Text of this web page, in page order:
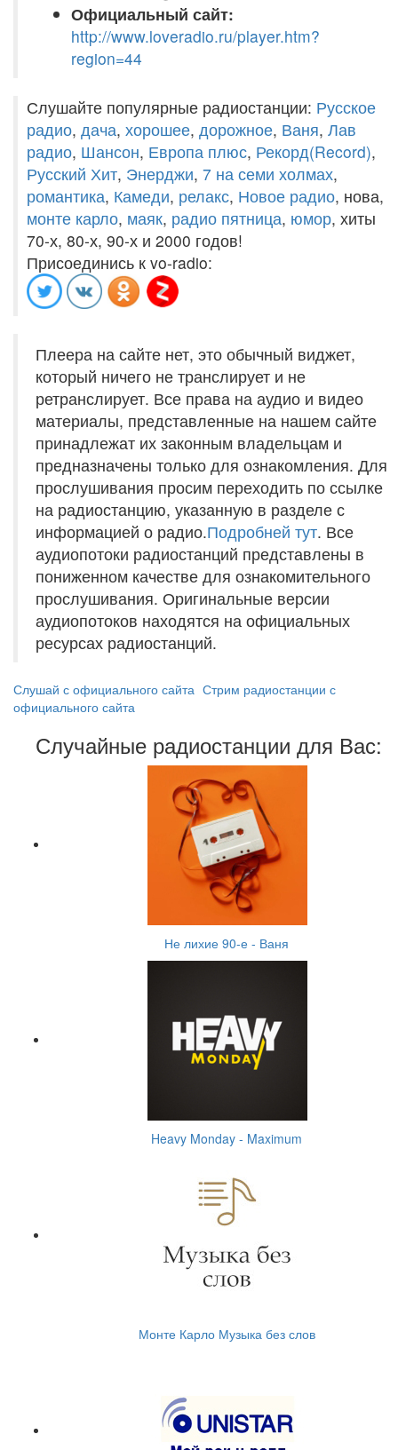
Официальный сайт:
http://www.loveradio.ru/player.htm?
region=44
Слушайте популярные радиостанции: Русское
радио, дача, хорошее, дорожное, Ваня, Лав
радио, Шансон, Европа плюс, Рекорд(Record),
Русский Хит, Энерджи, 7 на семи холмах,
романтика, Камеди, релакс, Новое радио, нова,
монте карло, маяк, радио пятница, юмор, хиты
70-х, 80-х, 90-х и 2000 годов!
Присоединись к vo-radio:
Плеера на сайте нет, это обычный виджет,
который ничего не транслирует и не
ретранслирует. Все права на аудио и видео
материалы, представленные на нашем сайте
принадлежат их законным владельцам и
предназначены только для ознакомления. Для
прослушивания просим переходить по ссылке
на радиостанцию, указанную в разделе с
информацией о радио.Подробней тут. Все
аудиопотоки радиостанций представлены в
пониженном качестве для ознакомительного
прослушивания. Оригинальные версии
аудиопотоков находятся на официальных
ресурсах радиостанций.
Слушай с официального сайта Стрим радиостанции с
официального сайта
Случайные радиостанции для Вас:
Не лихие 90-е - Ваня
Heavy Monday - Maximum
Монте Карло Музыка без слов